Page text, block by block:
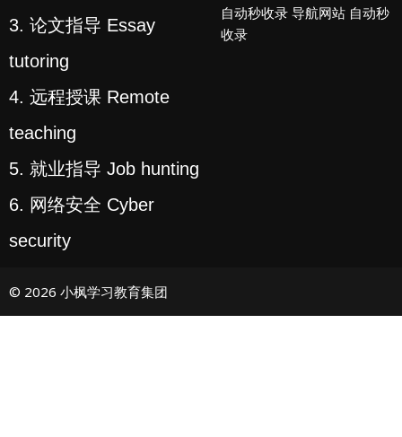
3. 论文指导 Essay
tutoring
4. 远程授课 Remote
teaching
5. 就业指导 Job hunting
6. 网络安全 Cyber
security
自动秒收录 导航网站 自动秒
收录
© 2026 小枫学习教育集团